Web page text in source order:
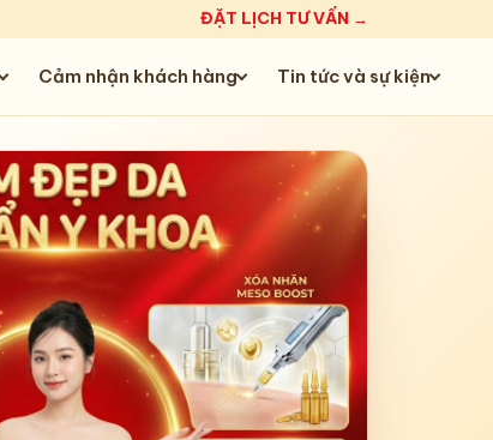
ĐẶT LỊCH TƯ VẤN →
Cảm nhận khách hàng Tin tức và sự kiện